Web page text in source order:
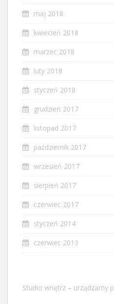
maj 2018
kwiecień 2018
marzec 2018
luty 2018
styczeń 2018
grudzień 2017
listopad 2017
październik 2017
wrzesień 2017
sierpień 2017
czerwiec 2017
styczeń 2014
czerwiec 2013
Studio wnętrz – urządzamy